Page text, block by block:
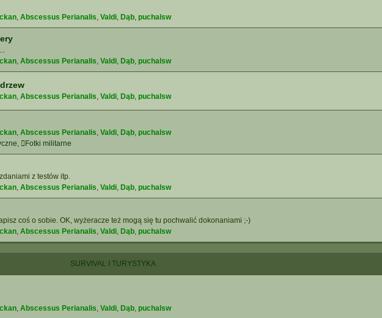
, Abscessus Perianalis, Valdi, Dąb, puchalsw
, Abscessus Perianalis, Valdi, Dąb, puchalsw
, Abscessus Perianalis, Valdi, Dąb, puchalsw
, Abscessus Perianalis, Valdi, Dąb, puchalsw
, Fotki militarne
z testów itp.
, Abscessus Perianalis, Valdi, Dąb, puchalsw
coś o sobie. OK, wyżeracze też mogą się tu pochwalić dokonaniami ;-)
, Abscessus Perianalis, Valdi, Dąb, puchalsw
SURVIVAL I TURYSTYKA
, Abscessus Perianalis, Valdi, Dąb, puchalsw